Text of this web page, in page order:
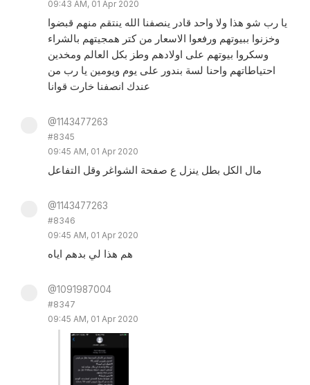
09:43 AM, 01 Apr 2020
يا رب شو هذا ولا واحد قادر ينصفنا الله ينتقم منهم قبضوا
وخزنوا ببيوتهم ورفعوا الاسعار من كتر همجيتهم بالشراء
وسكروا بيوتهم على اولادهم وطز بكل العالم ومخدين
احتياطاتهم واحنا لسة بندور على يوم ويومين يا رب من
عندك انصفنا خارت قوانا
@1143477263
#8345
09:45 AM, 01 Apr 2020
مال الكل بطل ينزل ع صفحة الشواغر وقل التفاعل
@1143477263
#8346
09:45 AM, 01 Apr 2020
هم هذا لي بدهم اياه
@1091987004
#8347
09:45 AM, 01 Apr 2020